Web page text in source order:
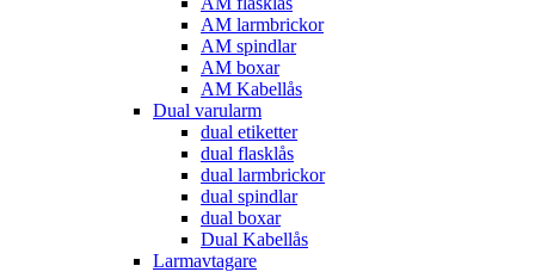
AM larmbrickor
AM spindlar
AM boxar
AM Kabellås
Dual varularm
dual etiketter
dual flasklås
dual larmbrickor
dual spindlar
dual boxar
Dual Kabellås
Larmavtagare